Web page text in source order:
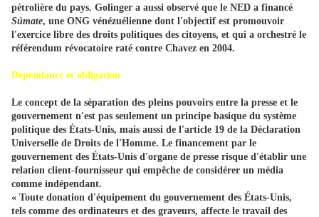
pétrolière du pays. Golinger a aussi observé que le NED a financé
Súmate, une ONG vénézuélienne dont l'objectif est promouvoir
l'exercice libre des droits politiques des citoyens, et qui a orchestré le
référendum révocatoire raté contre Chavez en 2004.
Dépendance et obligation
Le concept de la séparation des pleins pouvoirs entre la presse et le
gouvernement n'est pas seulement un principe basique du système
politique des États-Unis, mais aussi de l'article 19 de la Déclaration
Universelle de Droits de l'Homme. Le financement par le
gouvernement des États-Unis d'organe de presse risque d'établir une
relation client-fournisseur qui empêche de considérer un média
comme indépendant.
« Toute donation d'équipement du gouvernement des États-Unis,
tels comme des ordinateurs et des graveurs, affecte le travail des